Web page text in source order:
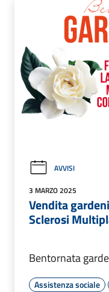
AVVISI
3 MARZO 2025
Vendita
Sclerosi
Bentornata
Assistenza sociale